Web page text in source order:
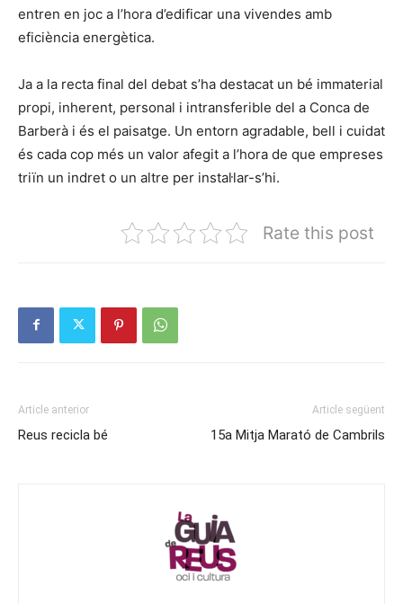
entren en joc a l’hora d’edificar una vivendes amb
eficiència energètica.
Ja a la recta final del debat s’ha destacat un bé immaterial
propi, inherent, personal i intransferible del a Conca de
Barberà i és el paisatge. Un entorn agradable, bell i cuidat
és cada cop més un valor afegit a l’hora de que empreses
triïn un indret o un altre per instal·lar-s’hi.
Rate this post
Article anterior
Reus recicla bé
Article següent
15a Mitja Marató de Cambrils